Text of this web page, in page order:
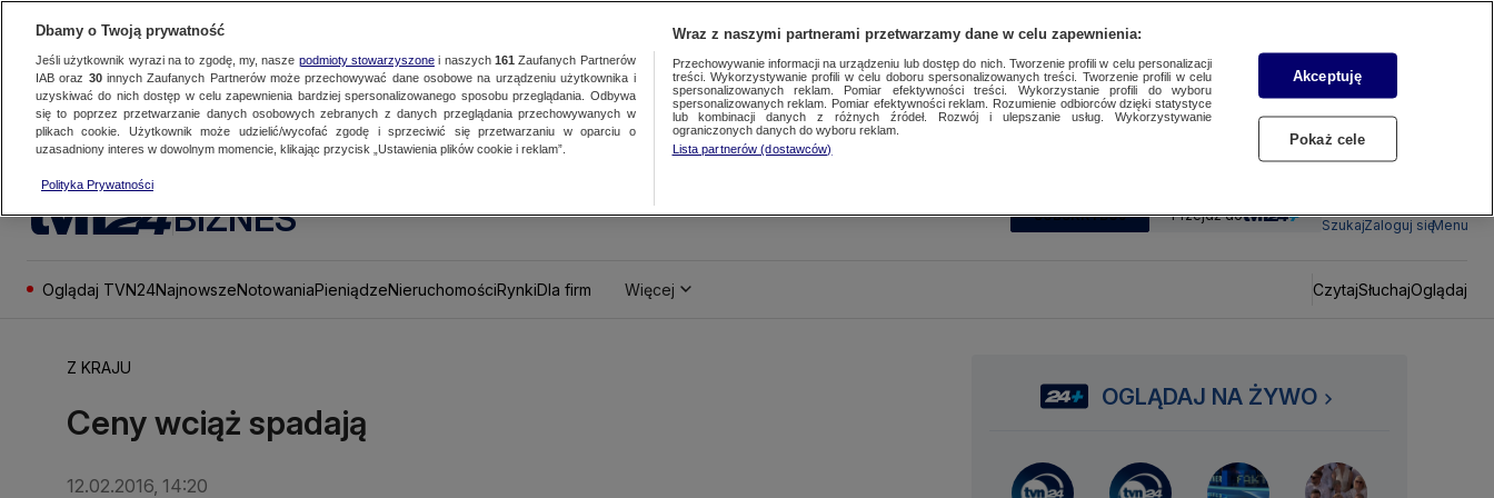
BIZNES SUBSKRYBUJ Przejdź do
SzukajZaloguj sięMenu
Oglądaj TVN24NajnowszeNotowaniaPieniądzeNieruchomościRynkiDla firm Więcej CzytajSłuchajOglądaj
Z KRAJU
Ceny wciąż spadają
12.02.2016, 14:20
OGLĄDAJ NA ŻYWO
Dbamy o Twoją prywatność
Jeśli użytkownik wyrazi na to zgodę, my, nasze podmioty stowarzyszonei naszych 161 Zaufanych Partnerów
IAB oraz 30innych Zaufanych Partnerów może przechowywać dane osobowe na urządzeniu użytkownika i
uzyskiwać do nich dostęp w celu zapewnienia bardziej spersonalizowanego sposobu przeglądania. Odbywa
się to poprzez przetwarzanie danych osobowych zebranych z danych przeglądania przechowywanych w
plikach cookie. Użytkownik może udzielić/wycofać zgodę i sprzeciwić się przetwarzaniu w oparciu o
uzasadniony interes w dowolnym momencie, klikając przycisk „Ustawienia plików cookie i reklam”.
Polityka Prywatności
Wraz z naszymi partnerami przetwarzamy dane w celu zapewnienia:
Przechowywanie informacji na urządzeniu lub dostęp do nich. Tworzenie profili w celu personalizacji
treści. Wykorzystywanie profili w celu doboru spersonalizowanych treści. Tworzenie profili w celu
spersonalizowanych reklam. Pomiar efektywności treści. Wykorzystanie profili do wyboru
spersonalizowanych reklam. Pomiar efektywności reklam. Rozumienie odbiorców dzięki statystyce
lub kombinacji danych z różnych źródeł. Rozwój i ulepszanie usług. Wykorzystywanie
ograniczonych danych do wyboru reklam.
Lista partnerów (dostawców)
Akceptuję
Pokaż cele